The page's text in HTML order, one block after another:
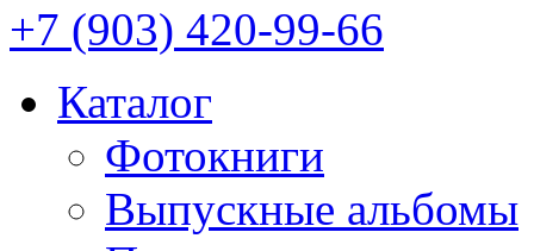
+7 (903) 420-99-66
Каталог
Фотокниги
Выпускные альбомы